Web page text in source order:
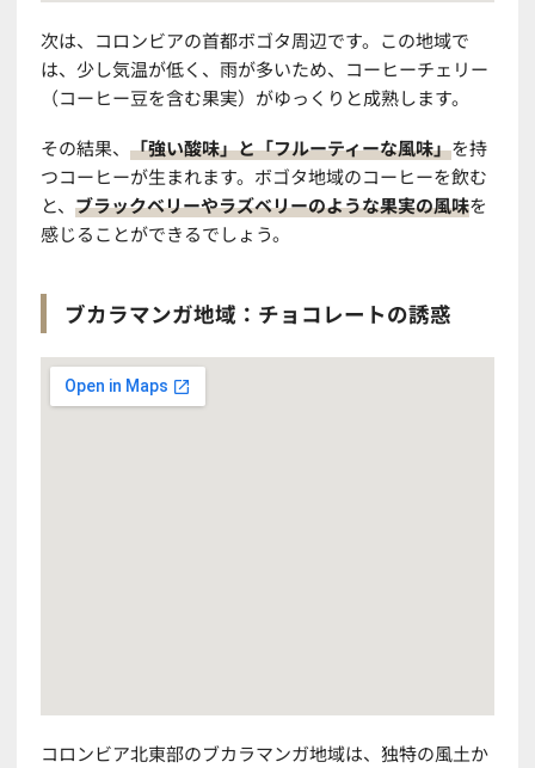
次は、コロンビアの首都ボゴタ周辺です。この地域で
は、少し気温が低く、雨が多いため、コーヒーチェリー
（コーヒー豆を含む果実）がゆっくりと成熟します。
その結果、 「強い酸味」と「フルーティーな風味」を持
つコーヒーが生まれます。ボゴタ地域のコーヒーを飲む
と、 ブラックベリーやラズベリーのような果実の風味を
感じることができるでしょう。
ブカラマンガ地域：チョコレートの誘惑
コロンビア北東部のブカラマンガ地域は、独特の風土か